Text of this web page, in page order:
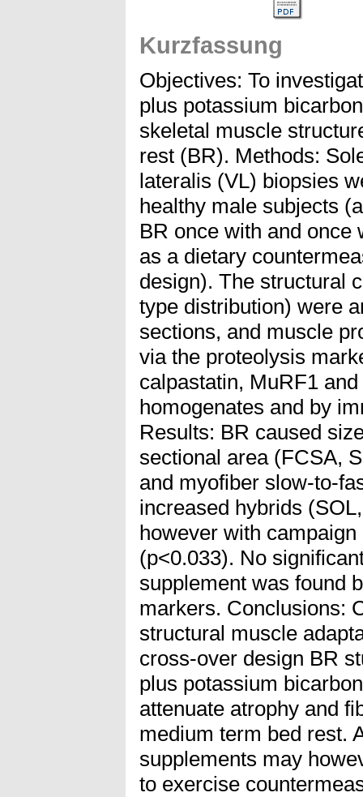
Kurzfassung
Objectives: To
plus potassium
skeletal muscle
rest (BR). Methods:
lateralis (VL) biopsies
healthy male subjects
BR once with and once
as a dietary
design). The structural
type distribution) were
sections, and muscle
via the proteolysis
calpastatin, MuRF1
homogenates and by
Results: BR caused
sectional area (FCSA,
and myofiber slow-to-
increased hybrids
however with
(p<0.033). No
supplement was found
markers. Conclusions:
structural muscle
cross-over design BR
plus potassium
attenuate atrophy and
medium term bed rest.
supplements may
to exercise